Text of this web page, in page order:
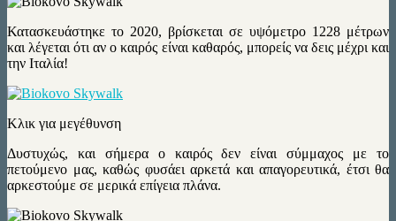
Κατασκευάστηκε το 2020, βρίσκεται σε υψόμετρο 1228 μέτρων
και λέγεται ότι αν ο καιρός είναι καθαρός, μπορείς να δεις μέχρι και
την Ιταλία!
Κλικ για μεγέθυνση
Δυστυχώς, και σήμερα ο καιρός δεν είναι σύμμαχος με το
πετούμενο μας, καθώς φυσάει αρκετά και απαγορευτικά, έτσι θα
αρκεστούμε σε μερικά επίγεια πλάνα.